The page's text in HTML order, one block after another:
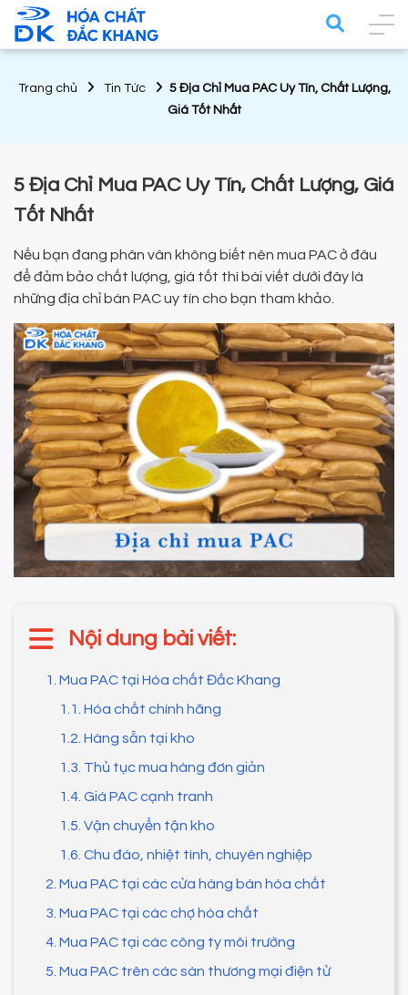
Trang chủ Tin Tức
5 Địa Chỉ Mua PAC Uy Tín, Chất Lượng,
Giá Tốt Nhất
5 Địa Chỉ Mua PAC Uy Tín, Chất Lượng, Giá
Tốt Nhất
Nếu bạn đang phân vân không biết nên mua PAC ở đâu
để đảm bảo chất lượng, giá tốt thì bài viết dưới đây là
những địa chỉ bán PAC uy tín cho bạn tham khảo.
Nội dung bài viết:
1. Mua PAC tại Hóa chất Đắc Khang
1.1. Hóa chất chính hãng
1.2. Hàng sẵn tại kho
1.3. Thủ tục mua hàng đơn giản
1.4. Giá PAC cạnh tranh
1.5. Vận chuyển tận kho
1.6. Chu đáo, nhiệt tình, chuyên nghiệp
2. Mua PAC tại các cửa hàng bán hóa chất
3. Mua PAC tại các chợ hóa chất
4. Mua PAC tại các công ty môi trường
5. Mua PAC trên các sàn thương mại điện tử